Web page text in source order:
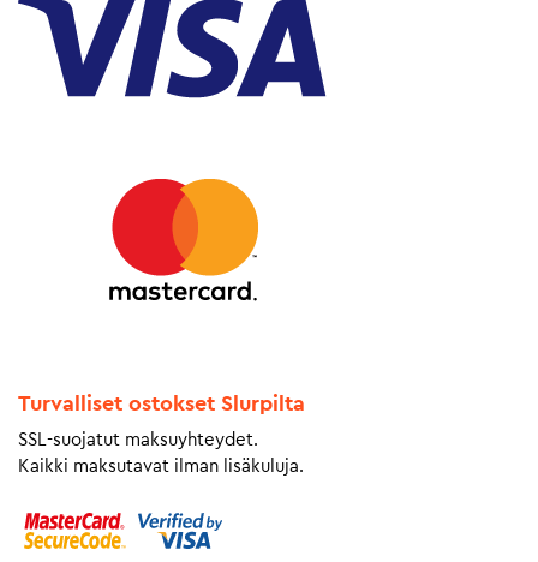
Turvalliset ostokset Slurpilta
SSL-suojatut maksuyhteydet.
Kaikki maksutavat ilman lisäkuluja.